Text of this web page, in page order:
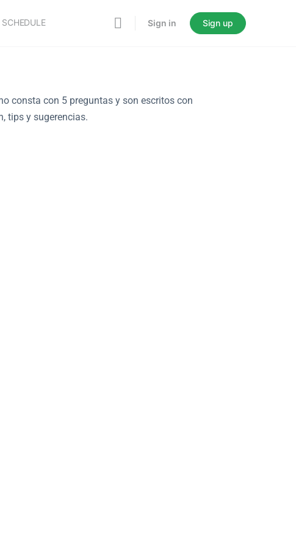
Sign in Sign up
consta con 5 preguntas y son escritos con
tips y sugerencias.